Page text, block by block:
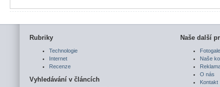
Rubriky
Technologie
Internet
Recenze
Vyhledávání v článcích
Naše další
Naše
O nás
Kontakt